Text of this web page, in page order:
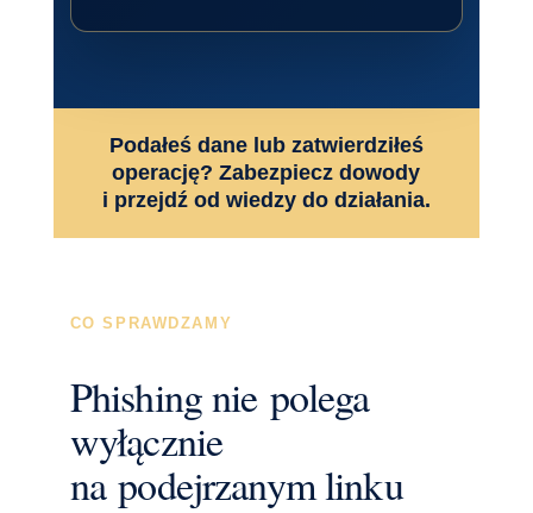
Podałeś dane lub zatwierdziłeś
operację? Zabezpiecz dowody
i przejdź od wiedzy do działania.
CO SPRAWDZAMY
Phishing nie polega
wyłącznie
na podejrzanym linku